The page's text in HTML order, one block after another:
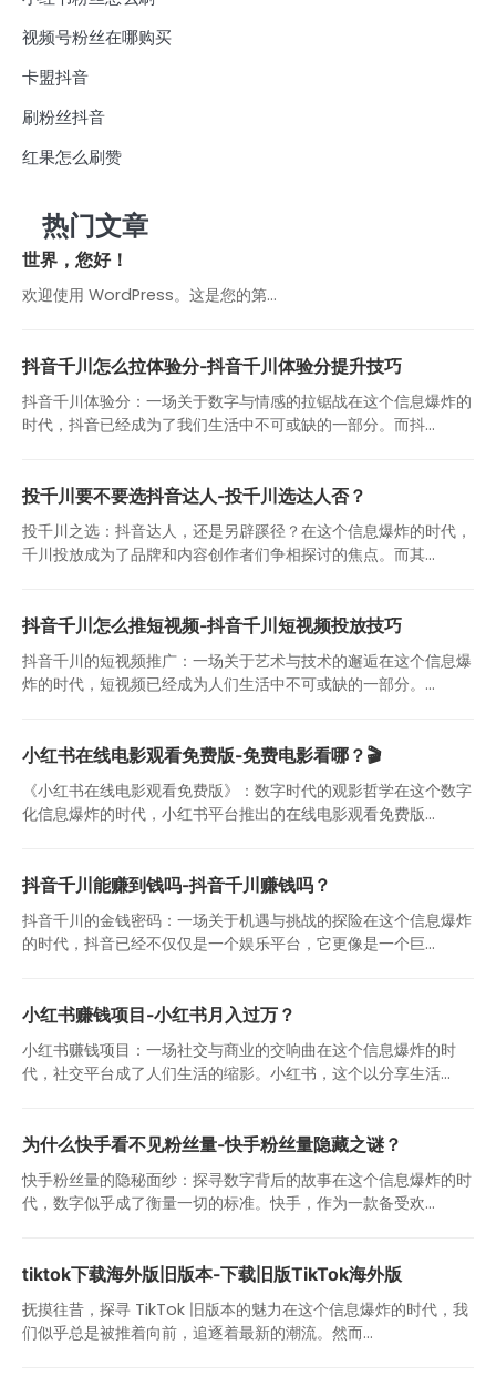
视频号粉丝在哪购买
卡盟抖音
刷粉丝抖音
红果怎么刷赞
热门文章
世界，您好！
欢迎使用 WordPress。这是您的第…
抖音千川怎么拉体验分-抖音千川体验分提升技巧
抖音千川体验分：一场关于数字与情感的拉锯战在这个信息爆炸的
时代，抖音已经成为了我们生活中不可或缺的一部分。而抖...
投千川要不要选抖音达人-投千川选达人否？
投千川之选：抖音达人，还是另辟蹊径？在这个信息爆炸的时代，
千川投放成为了品牌和内容创作者们争相探讨的焦点。而其...
抖音千川怎么推短视频-抖音千川短视频投放技巧
抖音千川的短视频推广：一场关于艺术与技术的邂逅在这个信息爆
炸的时代，短视频已经成为人们生活中不可或缺的一部分。...
小红书在线电影观看免费版-免费电影看哪？🎬
《小红书在线电影观看免费版》：数字时代的观影哲学在这个数字
化信息爆炸的时代，小红书平台推出的在线电影观看免费版...
抖音千川能赚到钱吗-抖音千川赚钱吗？
抖音千川的金钱密码：一场关于机遇与挑战的探险在这个信息爆炸
的时代，抖音已经不仅仅是一个娱乐平台，它更像是一个巨...
小红书赚钱项目-小红书月入过万？
小红书赚钱项目：一场社交与商业的交响曲在这个信息爆炸的时
代，社交平台成了人们生活的缩影。小红书，这个以分享生活...
为什么快手看不见粉丝量-快手粉丝量隐藏之谜？
快手粉丝量的隐秘面纱：探寻数字背后的故事在这个信息爆炸的时
代，数字似乎成了衡量一切的标准。快手，作为一款备受欢...
tiktok下载海外版旧版本-下载旧版TikTok海外版
抚摸往昔，探寻 TikTok 旧版本的魅力在这个信息爆炸的时代，我
们似乎总是被推着向前，追逐着最新的潮流。然而...